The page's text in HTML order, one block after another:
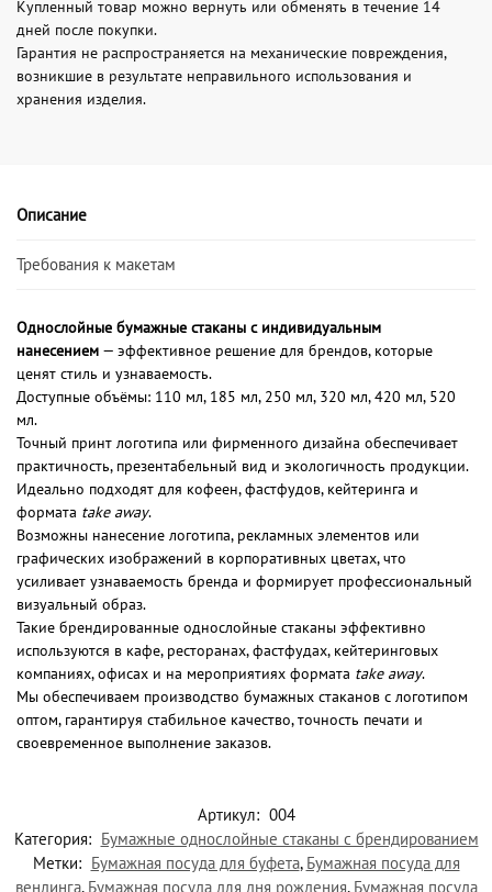
Купленный товар можно вернуть или обменять в течение 14
дней после покупки.
Гарантия не распространяется на механические повреждения,
возникшие в результате неправильного использования и
хранения изделия.
Описание
Требования к макетам
Однослойные бумажные стаканы с индивидуальным
нанесением — эффективное решение для брендов, которые
ценят стиль и узнаваемость.
Доступные объёмы: 110 мл, 185 мл, 250 мл, 320 мл, 420 мл, 520
мл.
Точный принт логотипа или фирменного дизайна обеспечивает
практичность, презентабельный вид и экологичность продукции.
Идеально подходят для кофеен, фастфудов, кейтеринга и
формата take away.
Возможны нанесение логотипа, рекламных элементов или
графических изображений в корпоративных цветах, что
усиливает узнаваемость бренда и формирует профессиональный
визуальный образ.
Такие брендированные однослойные стаканы эффективно
используются в кафе, ресторанах, фастфудах, кейтеринговых
компаниях, офисах и на мероприятиях формата take away.
Мы обеспечиваем производство бумажных стаканов с логотипом
оптом, гарантируя стабильное качество, точность печати и
своевременное выполнение заказов.
Артикул: 004
Категория: Бумажные однослойные стаканы с брендированием
Метки: Бумажная посуда для буфета, Бумажная посуда для
вендинга, Бумажная посуда для дня рождения, Бумажная посуда